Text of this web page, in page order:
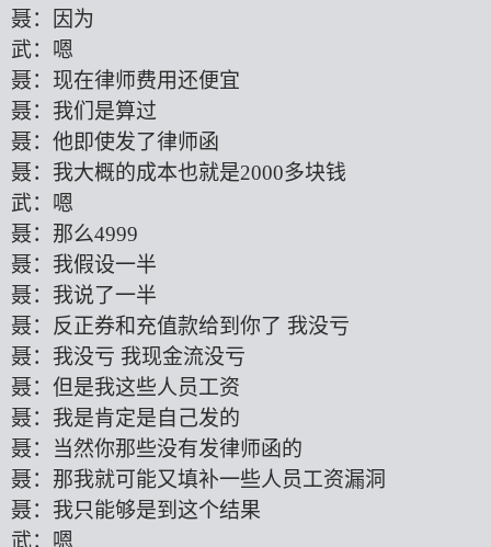
聂：因为
武：嗯
聂：现在律师费用还便宜
聂：我们是算过
聂：他即使发了律师函
聂：我大概的成本也就是2000多块钱
武：嗯
聂：那么4999
聂：我假设一半
聂：我说了一半
聂：反正券和充值款给到你了 我没亏
聂：我没亏 我现金流没亏
聂：但是我这些人员工资
聂：我是肯定是自己发的
聂：当然你那些没有发律师函的
聂：那我就可能又填补一些人员工资漏洞
聂：我只能够是到这个结果
武：嗯